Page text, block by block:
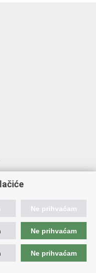
u nadležnosti
Ne prihvaćam
Ne prihvaćam
Ne prihvaćam